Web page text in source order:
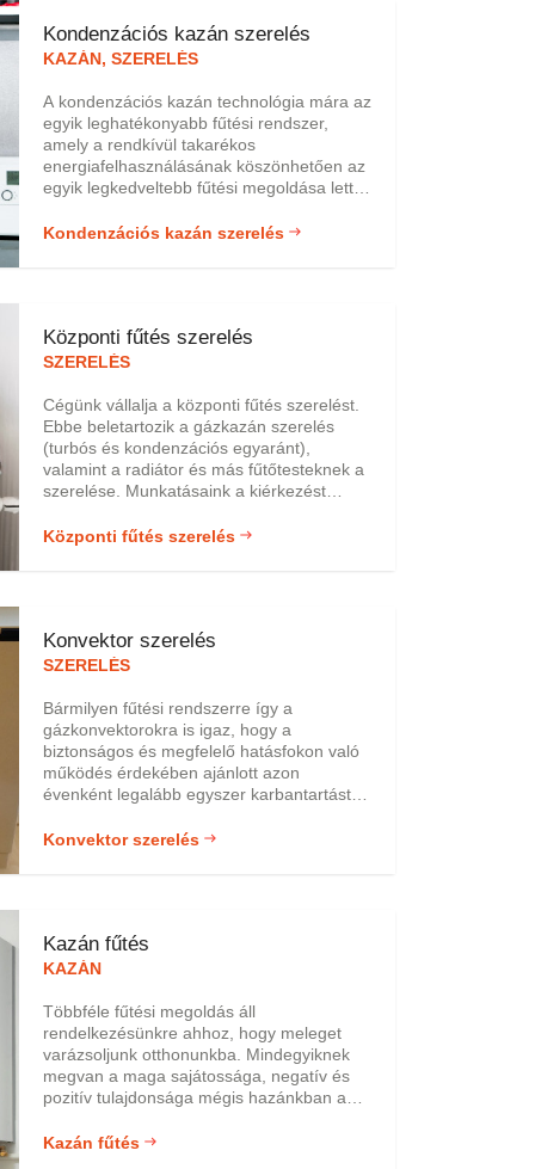
Kondenzációs kazán szerelés
KAZÁN, SZERELÉS
A kondenzációs kazán technológia mára az
egyik leghatékonyabb fűtési rendszer,
amely a rendkívül takarékos
energiafelhasználásának köszönhetően az
egyik legkedveltebb fűtési megoldása lett.
vízgőz hőjének felhasználásának
levegőbe kerülő káros légszennyező
anyagok kibocsájtásának mértékét.
Kondenzációs kazán szerelés
Központi fűtés szerelés
SZERELÉS
Cégünk vállalja a központi fűtés szerelést.
Ebbe beletartozik a gázkazán szerelés
(turbós és kondenzációs egyaránt),
valamint a radiátor és más fűtőtesteknek a
szerelése. Munkatásaink a kiérkezést
problémát. Ha meg van a probléma pontos
Központi fűtés szerelés
Konvektor szerelés
SZERELÉS
Bármilyen fűtési rendszerre így a
gázkonvektorokra is igaz, hogy a
biztonságos és megfelelő hatásfokon való
működés érdekében ajánlott azon
évenként legalább egyszer karbantartást
biztonsága védelme érdekében
nagy szakmai múlttal, tekintéllyel és
képzettséggel rendelkeznek a konvektor
Konvektor szerelés
Kazán fűtés
KAZÁN
Többféle fűtési megoldás áll
rendelkezésünkre ahhoz, hogy meleget
varázsoljunk otthonunkba. Mindegyiknek
megvan a maga sajátossága, negatív és
pozitív tulajdonsága mégis hazánkban a
legelterjedtebb fűtési megoldás, amely
Kazán fűtés